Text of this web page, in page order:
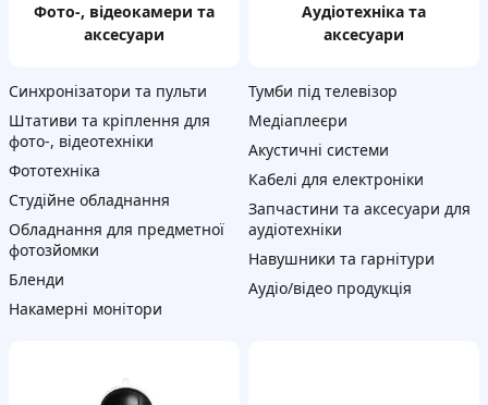
фото-, відеокамери та
аксесуари
Синхронізатори та пульти
Штативи та кріплення для
фото-, відеотехніки
Фототехніка
Студійне обладнання
Обладнання для предметної
фотозйомки
Бленди
Накамерні монітори
аудіотехніка та
аксесуари
Тумби під телевізор
Медіаплеєри
Акустичні системи
Кабелі для електроніки
Запчастини та аксесуари для
аудіотехніки
Навушники та гарнітури
Аудіо/відео продукція